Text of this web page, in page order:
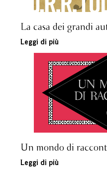
La casa dei grandi
Leggi di più
Un mondo di
Leggi di più